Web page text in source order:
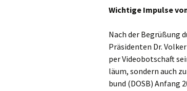
Wich­ti­ge Impul­se
Nach der Begrü­ßung
Prä­si­den­ten Dr.
per Video­bot­schaft
lä­um, son­dern auch
bund (DOSB) Anfang